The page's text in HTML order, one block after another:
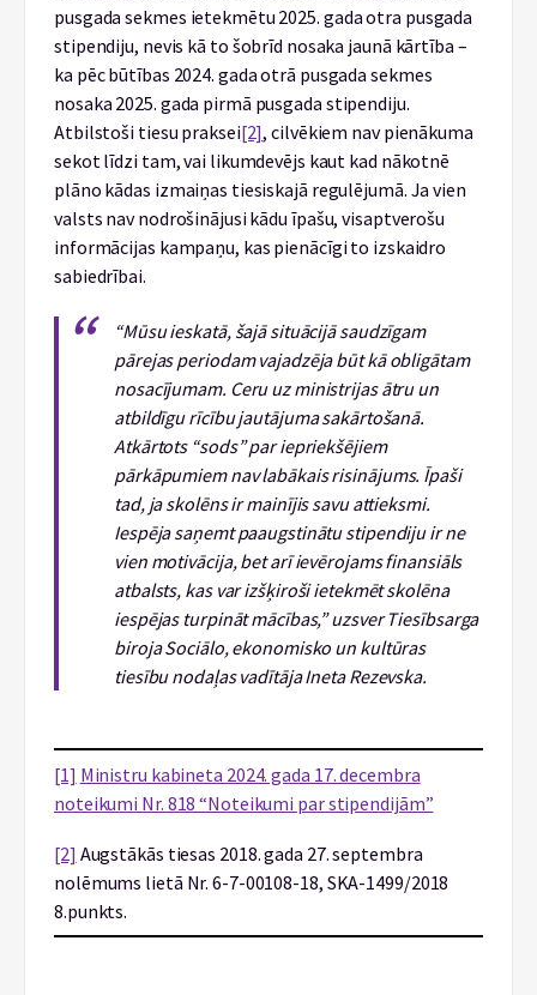
pusgada sekmes ietekmētu 2025. gada otra pusgada
stipendiju, nevis kā to šobrīd nosaka jaunā kārtība –
ka pēc būtības 2024. gada otrā pusgada sekmes
nosaka 2025. gada pirmā pusgada stipendiju.
Atbilstoši tiesu praksei[2], cilvēkiem nav pienākuma
sekot līdzi tam, vai likumdevējs kaut kad nākotnē
plāno kādas izmaiņas tiesiskajā regulējumā. Ja vien
valsts nav nodrošinājusi kādu īpašu, visaptverošu
informācijas kampaņu, kas pienācīgi to izskaidro
sabiedrībai.
“Mūsu ieskatā, šajā situācijā saudzīgam
pārejas periodam vajadzēja būt kā obligātam
nosacījumam. Ceru uz ministrijas ātru un
atbildīgu rīcību jautājuma sakārtošanā.
Atkārtots “sods” par iepriekšējiem
pārkāpumiem nav labākais risinājums. Īpaši
tad, ja skolēns ir mainījis savu attieksmi.
Iespēja saņemt paaugstinātu stipendiju ir ne
vien motivācija, bet arī ievērojams finansiāls
atbalsts, kas var izšķiroši ietekmēt skolēna
iespējas turpināt mācības,” uzsver Tiesībsarga
biroja Sociālo, ekonomisko un kultūras
tiesību nodaļas vadītāja Ineta Rezevska.
[1] Ministru kabineta 2024. gada 17. decembra
noteikumi Nr. 818 “Noteikumi par stipendijām”
[2] Augstākās tiesas 2018. gada 27. septembra
nolēmums lietā Nr. 6-7-00108-18, SKA-1499/2018
8.punkts.